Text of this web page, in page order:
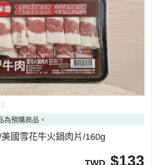
為預購商品。
美國雪花牛火鍋肉片/160g
TWD $133